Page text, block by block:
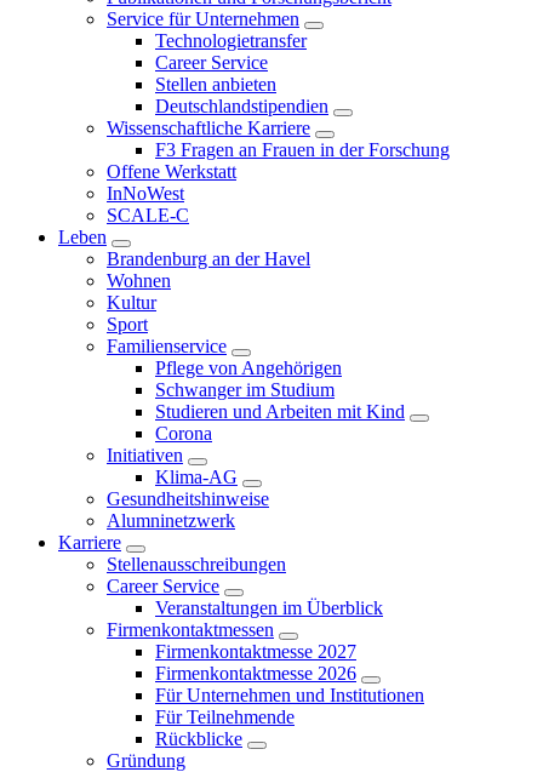
Service für Unternehmen
Technologietransfer
Career Service
Stellen anbieten
Deutschlandstipendien
Wissenschaftliche Karriere
F3 Fragen an Frauen in der Forschung
Offene Werkstatt
InNoWest
SCALE-C
Leben
Brandenburg an der Havel
Wohnen
Kultur
Sport
Familienservice
Pflege von Angehörigen
Schwanger im Studium
Studieren und Arbeiten mit Kind
Corona
Initiativen
Klima-AG
Gesundheitshinweise
Alumninetzwerk
Karriere
Stellenausschreibungen
Career Service
Veranstaltungen im Überblick
Firmenkontaktmessen
Firmenkontaktmesse 2027
Firmenkontaktmesse 2026
Für Unternehmen und Institutionen
Für Teilnehmende
Rückblicke
Gründung